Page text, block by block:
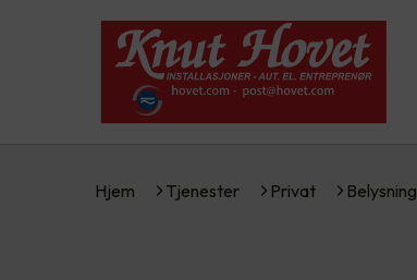
Hjem Tjenester Privat Belysning